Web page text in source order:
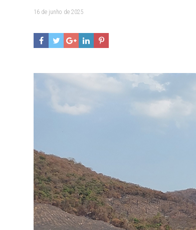
16 de junho de 2025